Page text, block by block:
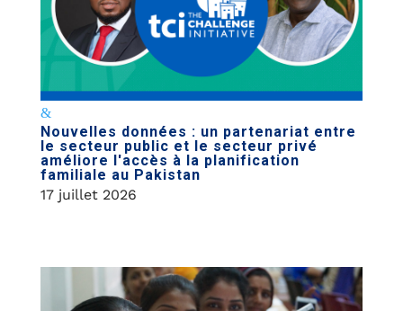
Nouvelles données : un partenariat entre
le secteur public et le secteur privé
améliore l'accès à la planification
familiale au Pakistan
17 juillet 2026